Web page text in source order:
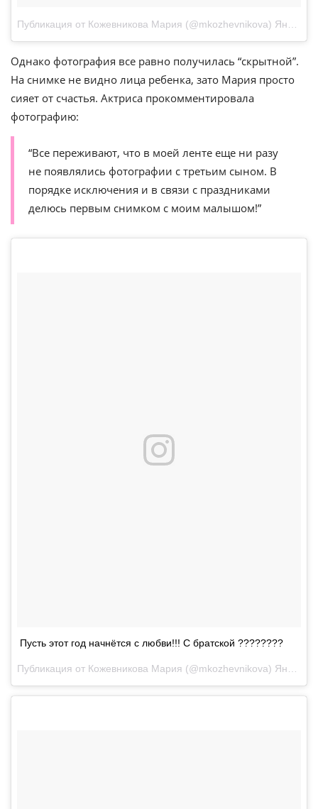
Публикация от Кожевникова Мария (@mkozhevnikova) Янв 2, 2018 at 8:01 PST
Однако фотография все равно получилась “скрытной”.
На снимке не видно лица ребенка, зато Мария просто
сияет от счастья. Актриса прокомментировала
фотографию:
“Все переживают, что в моей ленте еще ни разу
не появлялись фотографии с третьим сыном. В
порядке исключения и в связи с праздниками
делюсь первым снимком с моим малышом!”
Пусть этот год начнётся с любви!!! С братской ????????
Публикация от Кожевникова Мария (@mkozhevnikova) Янв 1, 2018 at 4:23 PST